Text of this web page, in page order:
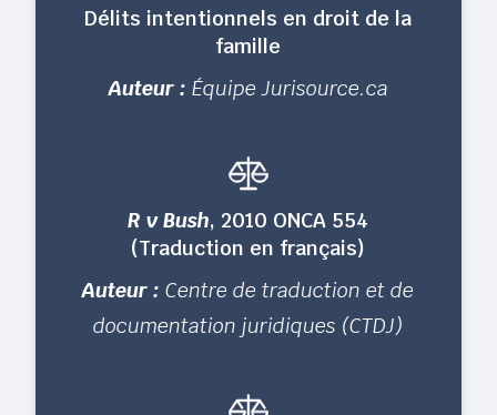
Délits intentionnels en droit de la
famille
Auteur : Équipe Jurisource.ca
R v Bush, 2010 ONCA 554
(Traduction en français)
Auteur : Centre de traduction et de
documentation juridiques (CTDJ)